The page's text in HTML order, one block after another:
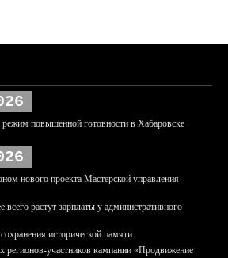
повышенной готовности в Хабаровске
нового проекта Мастерской управления
растут зарплаты у административного
исторической памяти
регионов-участников кампании «Продвижение